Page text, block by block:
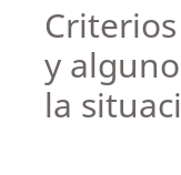
y
la